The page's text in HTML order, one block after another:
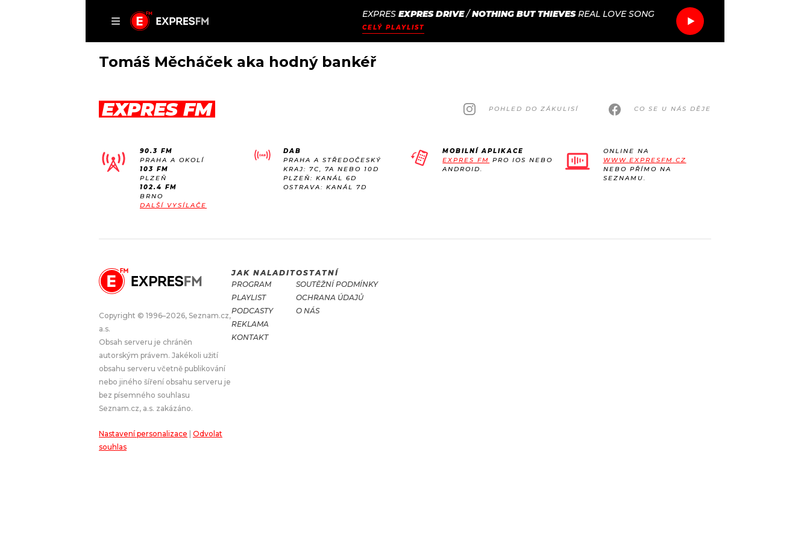
SEZNAM.CZ
EXPRES EXPRES DRIVE/NOTHING BUT THIEVES REAL LOVE SONG
CELÝ PLAYLIST
DOMŮ
AKTUÁLNĚ
ROZHOVORY
#NEBUDUDOMA
PODCASTY
JAK NALADIT
RÁDIO
APLIKACE
PROGRAM
PLAYLIST
JAK NALADIT
SOUTĚŽE
Tomáš Měcháček aka hodný bankéř
EXPRES FM POHLED DO ZÁKULISÍ CO SE U NÁS DĚJE
90.3 FM
PRAHA A OKOLÍ
103 FM
PLZEŇ
102.4 FM
BRNO
DALŠÍ VYSÍLAČE
DAB
PRAHA A STŘEDOČESKÝ
KRAJ: 7C, 7A NEBO 10D
PLZEŇ: KANÁL 6D
OSTRAVA: KANÁL 7D
MOBILNÍ APLIKACE
EXPRES FM PRO IOS NEBO
ANDROID.
ONLINE NA
WWW.EXPRESFM.CZ
NEBO PŘÍMO NA
SEZNAMU.
Copyright © 1996–2026, Seznam.cz,
a.s.
Obsah serveru je chráněn
autorským právem. Jakékoli užití
obsahu serveru včetně publikování
nebo jiného šíření obsahu serveru je
bez písemného souhlasu
Seznam.cz, a.s. zakázáno.
Nastavení personalizace
Odvolat
souhlas
JAK NALADIT
PROGRAM
PLAYLIST
PODCASTY
REKLAMA
KONTAKT
OSTATNÍ
SOUTĚŽNÍ PODMÍNKY
OCHRANA ÚDAJŮ
O NÁS